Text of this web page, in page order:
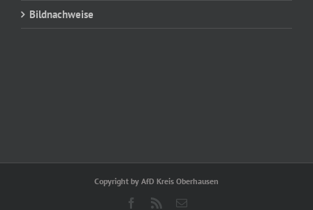
Bildnachweise
Copyright by AfD Kreis Oberhausen
Facebook
Rss
E-